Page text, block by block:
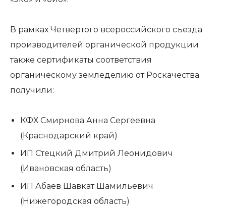
В рамках Четвертого всероссийского съезда
производителей органической продукции
также сертификаты соответствия
органическому земледелию от Роскачества
получили:
КФХ Смирнова Анна Сергеевна
(Краснодарский край)
ИП Стецкий Дмитрий Леонидович
(Ивановская область)
ИП Абаев Шавкат Шамильевич
(Нижегородская область)